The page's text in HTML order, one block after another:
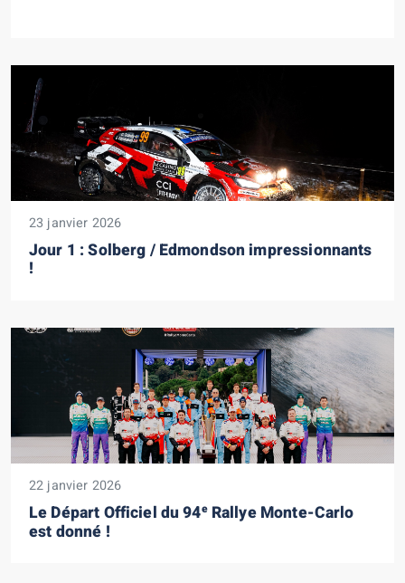
23 janvier 2026
Jour 1 : Solberg / Edmondson impressionnants
!
22 janvier 2026
Le Départ Officiel du 94eRallye Monte-Carlo
est donné !